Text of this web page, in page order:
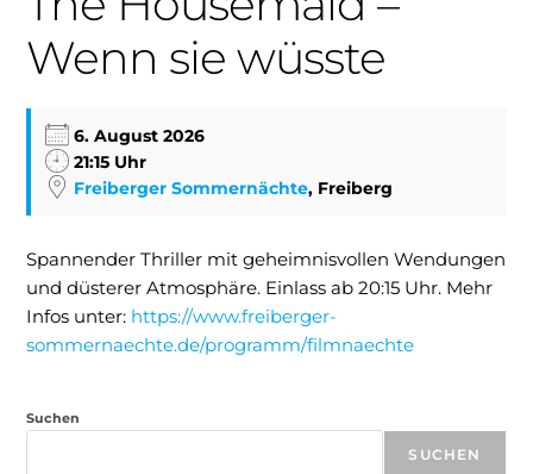
Wenn sie wüsste
6. August 2026
21:15 Uhr
Freiberger Sommernächte, Freiberg
Spannender Thriller mit geheimnisvollen Wendungen
und düsterer Atmosphäre. Einlass ab 20:15 Uhr. Mehr
Infos unter: https://www.freiberger-
sommernaechte.de/programm/filmnaechte
Suchen
SUCHEN